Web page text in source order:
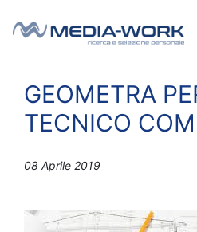
Navigazione
GEOMETRA
TECNICO
08 Aprile 2019